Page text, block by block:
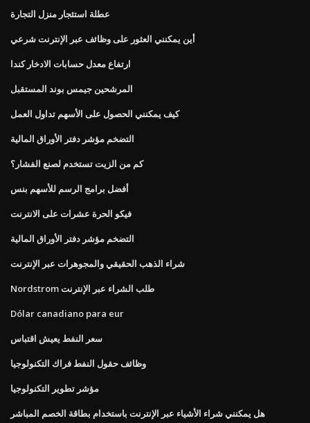
عطلة استئجار منزل التجارة
أين يمكنني العثور على وظائف عبر الإنترنت شرعي
ارتفاع معدل حسابات الادخار كندا
المرشحين جيمس بوند المستقبل
كيف يمكنني الحصول على الأسهم تداول العمل
التضخم مؤشر دفتر الأوراق المالية
كم من الزيت تستخدم لصنع الفشار؟
أفضل برامج الرسم للأسهم بنس
فيكو الحرة عشرات على الانترنت
التضخم مؤشر دفتر الأوراق المالية
شراء الذهب الحقيقي والمجوهرات عبر الإنترنت
Nordstrom طلب الشراء عبر الإنترنت
Dólar canadiano para eur
سعر النفط يعيش اقتباس
وظائف حقول النفط فراك التكنولوجيا
مؤشر تطوير التكنولوجيا
هل يمكنني شراء الأشياء عبر الإنترنت باستخدام بطاقة الخصم المباشر